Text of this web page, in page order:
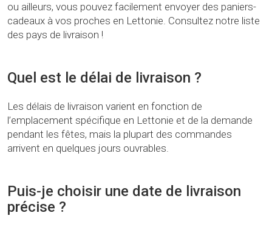
ou ailleurs, vous pouvez facilement envoyer des paniers-
cadeaux à vos proches en Lettonie. Consultez notre liste
des pays de livraison !
Quel est le délai de livraison ?
Les délais de livraison varient en fonction de
l’emplacement spécifique en Lettonie et de la demande
pendant les fêtes, mais la plupart des commandes
arrivent en quelques jours ouvrables.
Puis-je choisir une date de livraison
précise ?